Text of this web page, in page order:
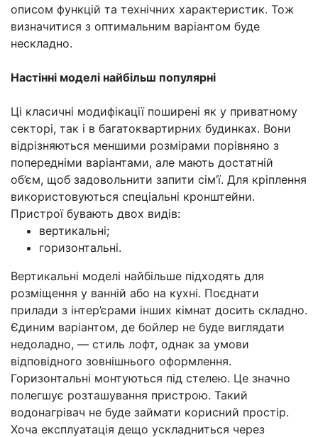
описом функцій та технічних характеристик. Тож
визначитися з оптимальним варіантом буде
нескладно.
Настінні моделі найбільш популярні
Ці класичні модифікації поширені як у приватному
секторі, так і в багатоквартирних будинках. Вони
відрізняються меншими розмірами порівняно з
попередніми варіантами, але мають достатній
об’єм, щоб задовольнити запити сім’ї. Для кріплення
використовуються спеціальні кронштейни.
Пристрої бувають двох видів:
вертикальні;
горизонтальні.
Вертикальні моделі найбільше підходять для
розміщення у ванній або на кухні. Поєднати
прилади з інтер’єрами інших кімнат досить складно.
Єдиним варіантом, де бойлер не буде виглядати
недоладно, — стиль лофт, однак за умови
відповідного зовнішнього оформлення.
Горизонтальні монтуються під стелею. Це значно
полегшує розташування пристрою. Такий
водонагрівач не буде займати корисний простір.
Хоча експлуатація дещо ускладниться через